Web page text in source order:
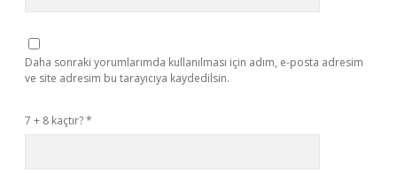
Daha sonraki yorumlarımda kullanılması için adım, e-posta adresim
ve site adresim bu tarayıcıya kaydedilsin.
7 + 8 kaçtır?*